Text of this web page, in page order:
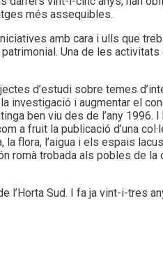
més assequibles.
amb cara i ulls que
Una de les
d’estudi sobre temes
investigació i augmentar el
ben viu des de l’any
a fruit la publicació d’una
flora, l’aigua i els espais
trobada als pobles de la
l’Horta Sud. I fa ja vint-i-tres